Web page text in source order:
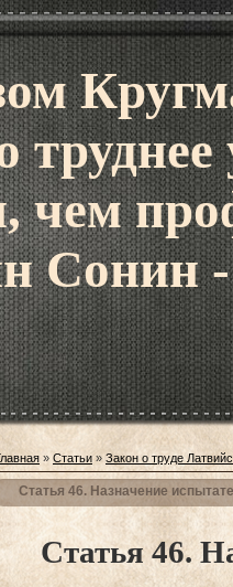
чем
Сонин
» Статьи » Закон о труде
Статья 46. Назначение
Статья 46.